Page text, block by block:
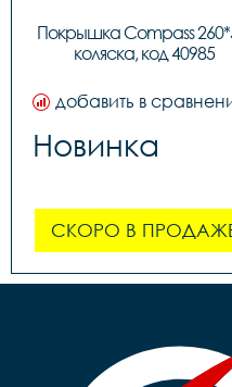
Покрышка Compass
коляска, код 40985
добавить в
Новинка
СКОРО В